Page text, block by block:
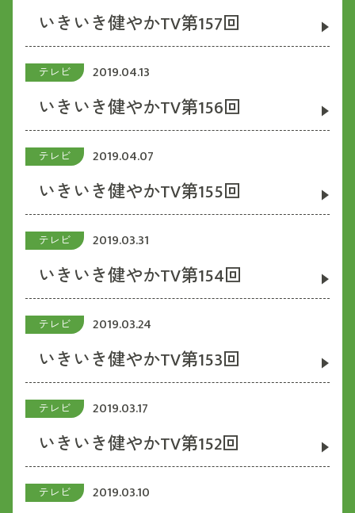
いきいき健やかTV第157回
テレビ 2019.04.13
いきいき健やかTV第156回
テレビ 2019.04.07
いきいき健やかTV第155回
テレビ 2019.03.31
いきいき健やかTV第154回
テレビ 2019.03.24
いきいき健やかTV第153回
テレビ 2019.03.17
いきいき健やかTV第152回
テレビ 2019.03.10